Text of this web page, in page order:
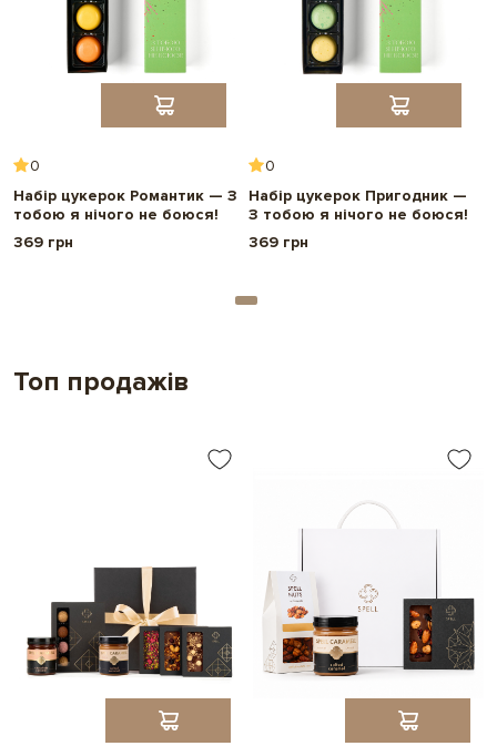
Термін придатності:
Вага нетто:
Розмір упакування:23*4,5*3 см
0
Набір цукерок Романтик — З
тобою я нічого не боюся!
369 грн
0
Набір цукерок Пригодник —
З тобою я нічого не боюся!
369 грн
Топ продажів